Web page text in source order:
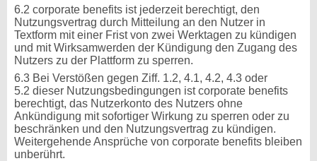
6.2 corporate benefits ist jederzeit berechtigt, den
Nutzungsvertrag durch Mitteilung an den Nutzer in
Textform mit einer Frist von zwei Werktagen zu kündigen
und mit Wirksamwerden der Kündigung den Zugang des
Nutzers zu der Plattform zu sperren.
6.3 Bei Verstößen gegen Ziff. 1.2, 4.1, 4.2, 4.3 oder
5.2 dieser Nutzungsbedingungen ist corporate benefits
berechtigt, das Nutzerkonto des Nutzers ohne
Ankündigung mit sofortiger Wirkung zu sperren oder zu
beschränken und den Nutzungsvertrag zu kündigen.
Weitergehende Ansprüche von corporate benefits bleiben
unberührt.